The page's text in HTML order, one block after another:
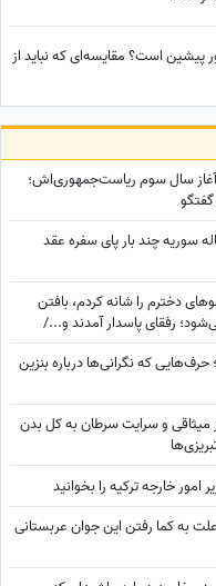
است؟ مقایسه‌ای که نباید از
آغاز سال سوم ریاست‌جمهوری‌اش؛
شکست عشقی جولانی؛ رهبر 45 ساله سوریه چند بار پای سفره عقد
دخترم را شانه کردم، بافتن
رفقای پاسدار آمدند و.../
که نگرانی‌ها درباره بنزین
استوری مرموز میثاقی و سرایت سرطان به کل بدن
خارجه ترکیه را بخوانید
سال در کما بود!علت به کما رفتن این جوان عربستانی